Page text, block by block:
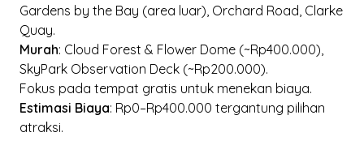
Gardens by the Bay (area luar), Orchard Road, Clarke
Quay.
Murah: Cloud Forest & Flower Dome (~Rp400.000),
SkyPark Observation Deck (~Rp200.000).
Fokus pada tempat gratis untuk menekan biaya.
Estimasi Biaya: Rp0–Rp400.000 tergantung pilihan
atraksi.